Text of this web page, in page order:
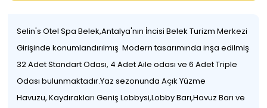
Selin's Otel Spa Belek,Antalya'nın İncisi Belek Turizm Merkezi
Girişinde konumlandırılmış Modern tasarımında inşa edilmiş
32 Adet Standart Odası, 4 Adet Aile odası ve 6 Adet Triple
Odası bulunmaktadır.Yaz sezonunda Açık Yüzme
Havuzu, Kaydırakları Geniş Lobbysi,Lobby Barı,Havuz Barı ve